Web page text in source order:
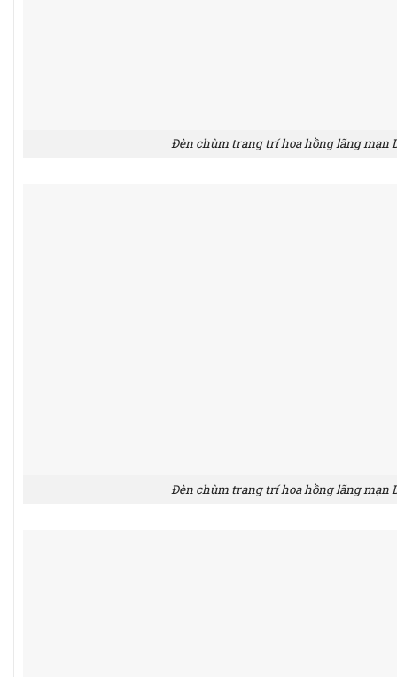
Đèn chùm trang trí hoa hồng lãng mạn
Đèn chùm trang trí hoa hồng lãng mạn